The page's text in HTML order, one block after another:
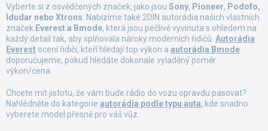
Vyberte si z osvědčených značek, jako jsou Sony, Pioneer, Podofo,
Idudar nebo Xtrons . Nabízíme také 2DIN autorádia našich vlastních
značek Everest a Bmode, která jsou pečlivě vyvinuta s ohledem na
každý detail tak, aby splňovala nároky moderních řidičů. Autorádia
Everest ocení řidiči, kteří hledají top výkon a autorádia Bmode
doporučujeme, pokud hledáte dokonale vyladěný poměr
výkon/cena.
Chcete mít jistotu, že vám bude rádio do vozu opravdu pasovat?
Nahlédněte do kategorie autorádia podle typu auta, kde snadno
vyberete model přesně pro váš vůz.